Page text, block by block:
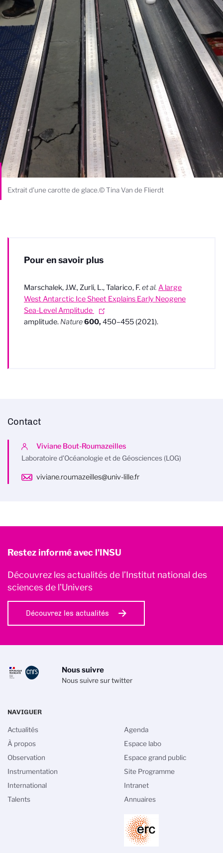
Extrait d'une carotte de glace.© Tina Van de Flierdt
Pour en savoir plus
Marschalek, J.W., Zurli, L., Talarico, F.et al. A large
West Antarctic Ice Sheet Explains Early Neogene
Sea-Level Amplitude
amplitude. Nature600, 450–455 (2021).
Contact
Viviane Bout-Roumazeilles
Laboratoire d’Océanologie et de Géosciences (LOG)
viviane.roumazeilles@univ-lille.fr
Restez informé avec l'INSU
Découvrez les actualités de l’Institut national des
sciences de l'Univers
Découvrez les actualités
Nous suivre
Nous suivre sur twitter
NAVIGUER
Actualités
À propos
Observation
Instrumentation
International
Talents
Agenda
Espace labo
Espace grand public
Site Programme
Intranet
Annuaires